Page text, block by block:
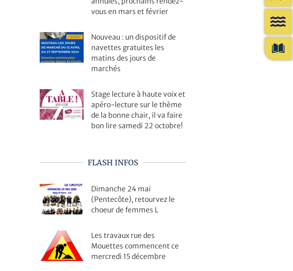
vous en mars et février
Nouveau : un dispositif de
navettes gratuites les
matins des jours de
marchés
Stage lecture à haute voix et
apéro-lecture sur le thème
de la bonne chair, il va faire
bon lire samedi 22 octobre!
FLASH INFOS
Dimanche 24 mai
(Pentecôte), retourvez le
choeur de femmes L
Les travaux rue des
Mouettes commencent ce
mercredi 15 décembre